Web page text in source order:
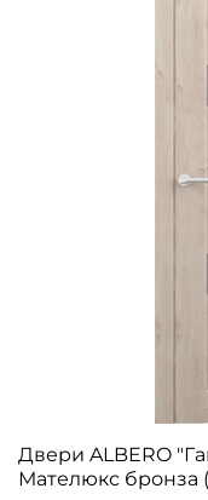
Двери ALBERO
Мателюкс бронза